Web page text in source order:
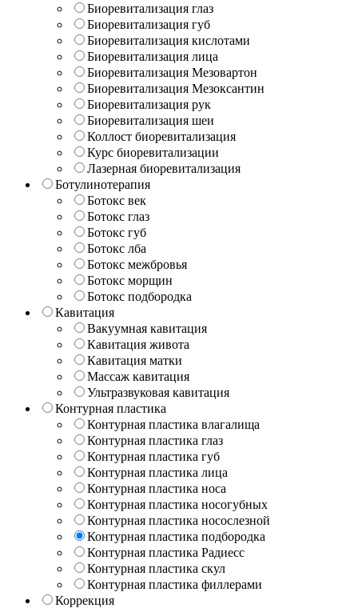
Биоревитализация глаз
Биоревитализация губ
Биоревитализация кислотами
Биоревитализация лица
Биоревитализация Мезовартон
Биоревитализация Мезоксантин
Биоревитализация рук
Биоревитализация шеи
Коллост биоревитализация
Курс биоревитализации
Лазерная биоревитализация
Ботулинотерапия
Ботокс век
Ботокс глаз
Ботокс губ
Ботокс лба
Ботокс межбровья
Ботокс морщин
Ботокс подбородка
Кавитация
Вакуумная кавитация
Кавитация живота
Кавитация матки
Массаж кавитация
Ультразвуковая кавитация
Контурная пластика
Контурная пластика влагалища
Контурная пластика глаз
Контурная пластика губ
Контурная пластика лица
Контурная пластика носа
Контурная пластика носогубных
Контурная пластика носослезной
Контурная пластика подбородка
Контурная пластика Радиесс
Контурная пластика скул
Контурная пластика филлерами
Коррекция